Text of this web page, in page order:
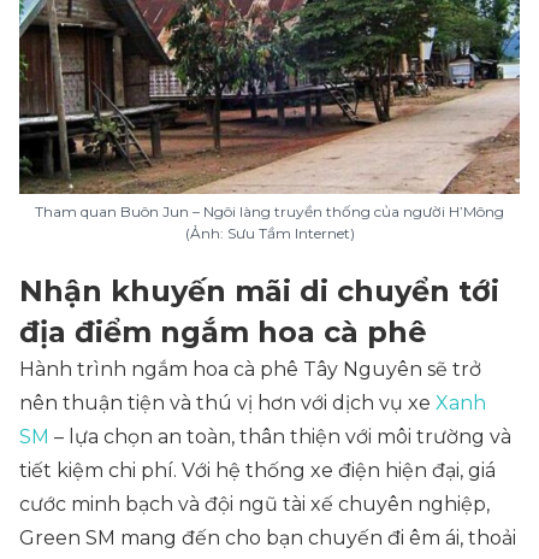
Tham quan Buôn Jun – Ngôi làng truyền thống của người H’Mông
(Ảnh: Sưu Tầm Internet)
Nhận khuyến mãi di chuyển tới
địa điểm ngắm hoa cà phê
Hành trình ngắm hoa cà phê Tây Nguyên sẽ trở
nên thuận tiện và thú vị hơn với dịch vụ xe Xan h
SM – lựa chọn an toàn, thân thiện với môi trường và
tiết kiệm chi phí. Với hệ thống xe điện hiện đại, giá
cước minh bạch và đội ngũ tài xế chuyên nghiệp,
Green SM mang đến cho bạn chuyến đi êm ái, thoải